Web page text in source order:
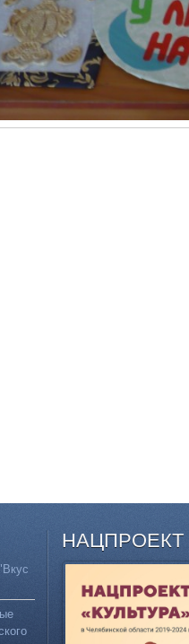
НАЦПРОЕКТ